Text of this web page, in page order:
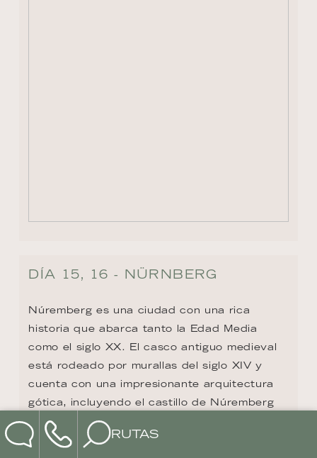
RUTAS
DÍA 15, 16 - NÜRNBERG
Núremberg es una ciudad con una rica
historia que abarca tanto la Edad Media
como el siglo XX. El casco antiguo medieval
está rodeado por murallas del siglo XIV y
cuenta con una impresionante arquitectura
gótica, incluyendo el castillo de Núremberg
y la iglesia de San Sebaldo del siglo XII. La
historia medieval de la ciudad se refleja